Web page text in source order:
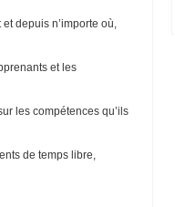
depuis n’importe où,
et les
les compétences qu’ils
de temps libre,